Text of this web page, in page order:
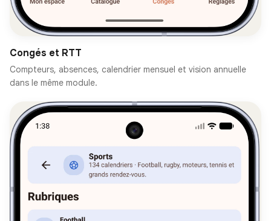
Congés et RTT
Compteurs, absences, calendrier mensuel et vision annuelle
dans le même module.